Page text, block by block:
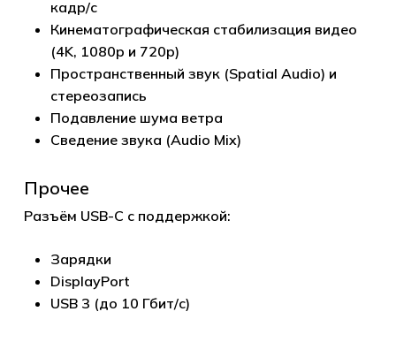
кадр/с
Кинематографическая стабилизация видео
(4K, 1080p и 720p)
Пространственный звук (Spatial Audio) и
стереозапись
Подавление шума ветра
Сведение звука (Audio Mix)
Прочее
Разъём USB-C с поддержкой:
Зарядки
DisplayPort
USB 3 (до 10 Гбит/с)